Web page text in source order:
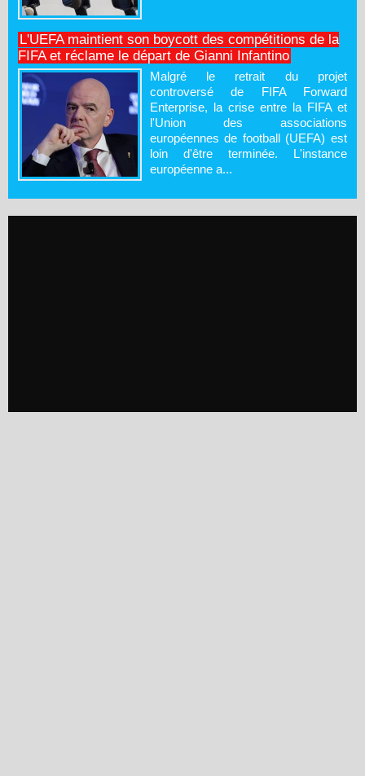
L'UEFA maintient son boycott des compétitions de la
FIFA et réclame le départ de Gianni Infantino
Malgré le retrait du projet
controversé de FIFA Forward
Enterprise, la crise entre la FIFA et
l'Union des associations
européennes de football (UEFA) est
loin d'être terminée. L'instance
européenne a...